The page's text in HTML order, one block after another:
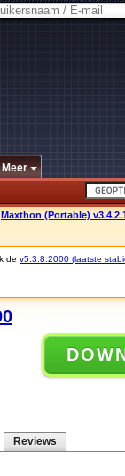
Meer
Maxthon (Portable)
de v5.3.8.2000 (laatste
Reviews